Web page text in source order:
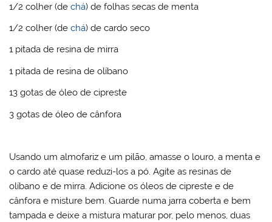
1/2 colher (dechá) de folhas secas de menta
1/2 colher (dechá) de cardo seco
1 pitada de resina de mirra
1 pitada de resina de olíbano
13 gotas de óleo de cipreste
3 gotas de óleo de cânfora
Usando um almofariz e um pilão, amasse o louro, a menta e
o cardo até quase reduzi-los a pó. Agite as resinas de
olíbano e de mirra. Adicione os óleos de cipreste e de
cânfora e misture bem. Guarde numa jarra coberta e bem
tampada e deixe a mistura maturar por, pelo menos, duas